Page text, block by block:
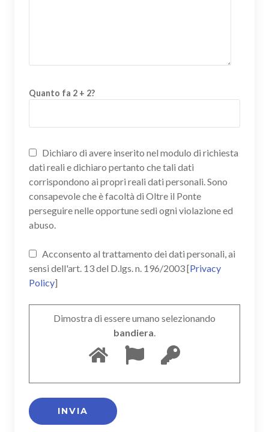
Quanto fa 2 + 2?
Dichiaro di avere inserito nel modulo di richiesta
dati reali e dichiaro pertanto che tali dati
corrispondono ai propri reali dati personali. Sono
consapevole che è facoltà di Oltre il Ponte
perseguire nelle opportune sedi ogni violazione ed
abuso.
Acconsento al trattamento dei dati personali, ai
sensi dell'art. 13 del D.lgs. n. 196/2003 [Privacy
Policy]
Dimostra di essere umano selezionando
bandiera